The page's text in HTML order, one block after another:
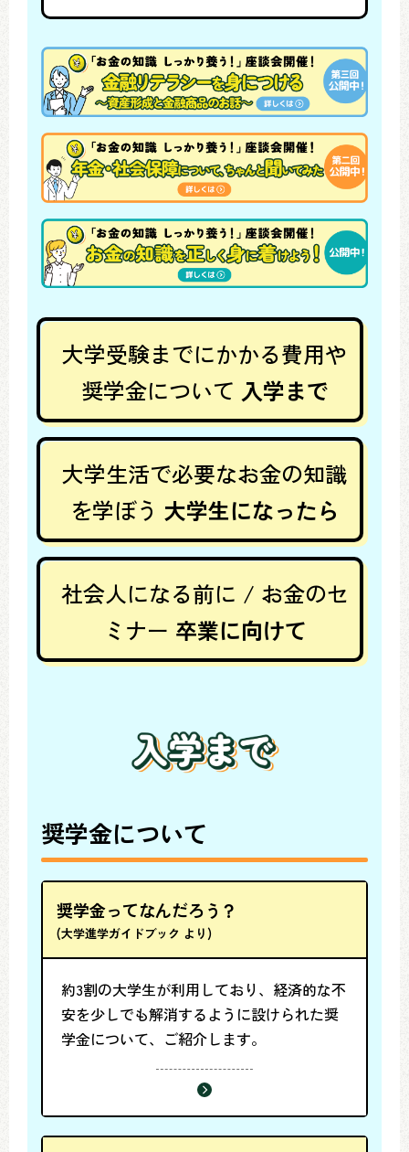
大学受験までにかかる費用や
奨学金について 入学まで
大学生活で必要なお金の知識
を学ぼう 大学生になったら
社会人になる前に / お金のセ
ミナー 卒業に向けて
奨学金について
奨学金ってなんだろう？
(大学進学ガイドブック より)
約3割の大学生が利用しており、経済的な不
安を少しでも解消するように設けられた奨
学金について、ご紹介します。